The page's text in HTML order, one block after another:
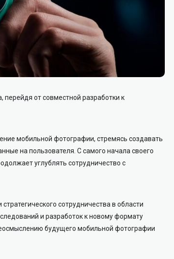
перейдя от совместной разработки к
мобильной фотографии, стремясь создавать
на пользователя. С самого начала своего
углублять сотрудничество с
сотрудничества в области
и разработок к новому формату
будущего мобильной фотографии